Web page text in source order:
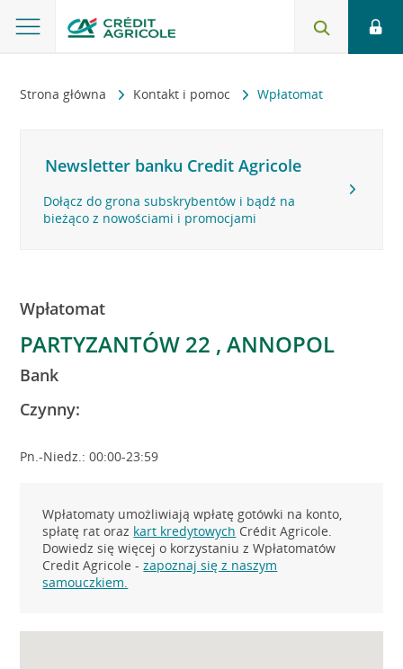
Strona główna Kontakt i pomoc Wpłatomat
Newsletter banku Credit Agricole
Dołącz do grona subskrybentów i bądź na
bieżąco z nowościami i promocjami
Wpłatomat
PARTYZANTÓW 22 , ANNOPOL
Bank
Czynny:
Pn.-Niedz.: 00:00-23:59
Wpłatomaty umożliwiają wpłatę gotówki na konto,
spłatę rat oraz kart kredytowych Crédit Agricole.
Dowiedz się więcej o korzystaniu z Wpłatomatów
Credit Agricole -zapoznaj się z naszym
samouczkiem.